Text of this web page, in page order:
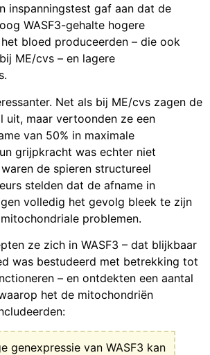
inspanningstest gaf aan dat de
WASF3-gehalte hogere
bloed produceerden – die ook
ME/cvs – en lagere
Net als bij ME/cvs zagen de
uit, maar vertoonden ze een
van 50% in maximale
grijpkracht was echter niet
de spieren structureel
stelden dat de afname in
volledig het gevolg bleek te zijn
problemen.
ze zich in WASF3 – dat blijkbaar
was bestudeerd met betrekking tot
– en ontdekten een aantal
het de mitochondriën
genexpressie van WASF3 kan